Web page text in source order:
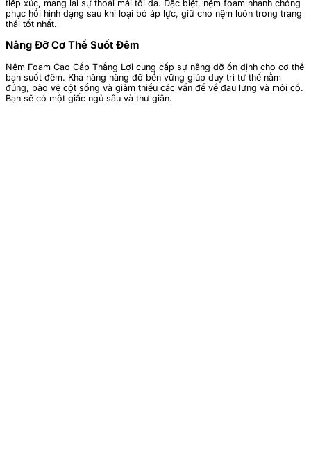
tiếp xúc, mang lại sự thoải mái tối đa. Đặc biệt, nệm foam nhanh chóng
phục hồi hình dạng sau khi loại bỏ áp lực, giữ cho nệm luôn trong trạng
thái tốt nhất.
Nâng Đỡ Cơ Thể Suốt Đêm
Nệm Foam Cao Cấp Thắng Lợi cung cấp sự nâng đỡ ổn định cho cơ thể
bạn suốt đêm. Khả năng nâng đỡ bền vững giúp duy trì tư thế nằm
đúng, bảo vệ cột sống và giảm thiểu các vấn đề về đau lưng và mỏi cổ.
Bạn sẽ có một giấc ngủ sâu và thư giãn.